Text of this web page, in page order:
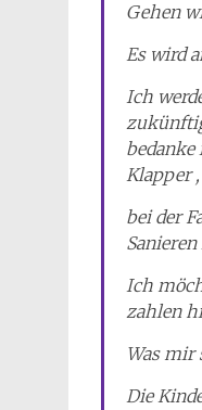
Gehen
Es wird
Ich
Klapper
bei der
Ich
zahlen
Was mir
Die